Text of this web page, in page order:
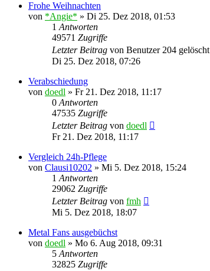
Frohe Weihnachten
von *Angie* » Di 25. Dez 2018, 01:53
1 Antworten
49571 Zugriffe
Letzter Beitrag von Benutzer 204 gelöscht
Di 25. Dez 2018, 07:26
Verabschiedung
von doedl » Fr 21. Dez 2018, 11:17
0 Antworten
47535 Zugriffe
Letzter Beitrag von doedl
Fr 21. Dez 2018, 11:17
Vergleich 24h-Pflege
von Clausi10202 » Mi 5. Dez 2018, 15:24
1 Antworten
29062 Zugriffe
Letzter Beitrag von fmh
Mi 5. Dez 2018, 18:07
Metal Fans ausgebüchst
von doedl » Mo 6. Aug 2018, 09:31
5 Antworten
32825 Zugriffe